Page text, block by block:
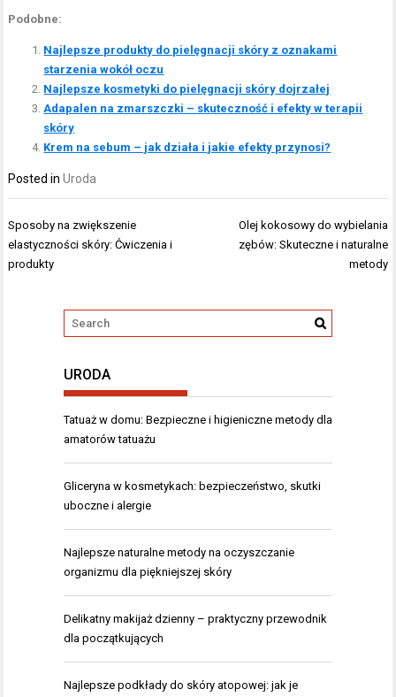
Podobne:
Najlepsze produkty do pielęgnacji skóry z oznakami
starzenia wokół oczu
Najlepsze kosmetyki do pielęgnacji skóry dojrzałej
Adapalen na zmarszczki – skuteczność i efekty w terapii
skóry
Krem na sebum – jak działa i jakie efekty przynosi?
Posted inUroda
Nawigacja
wpisu
Sposoby na zwiększenie
elastyczności skóry: Ćwiczenia i
produkty
Olej kokosowy do wybielania
zębów: Skuteczne i naturalne
metody
URODA
Tatuaż w domu: Bezpieczne i higieniczne metody dla
amatorów tatuażu
Gliceryna w kosmetykach: bezpieczeństwo, skutki
uboczne i alergie
Najlepsze naturalne metody na oczyszczanie
organizmu dla piękniejszej skóry
Delikatny makijaż dzienny – praktyczny przewodnik
dla początkujących
Najlepsze podkłady do skóry atopowej: jak je